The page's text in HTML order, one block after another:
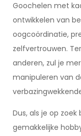
Goochelen met
ontwikkelen van
oogcoördinatie,
zelfvertrouwen.
anderen, zul je
manipuleren van
Dus, als je op
gemakkelijke